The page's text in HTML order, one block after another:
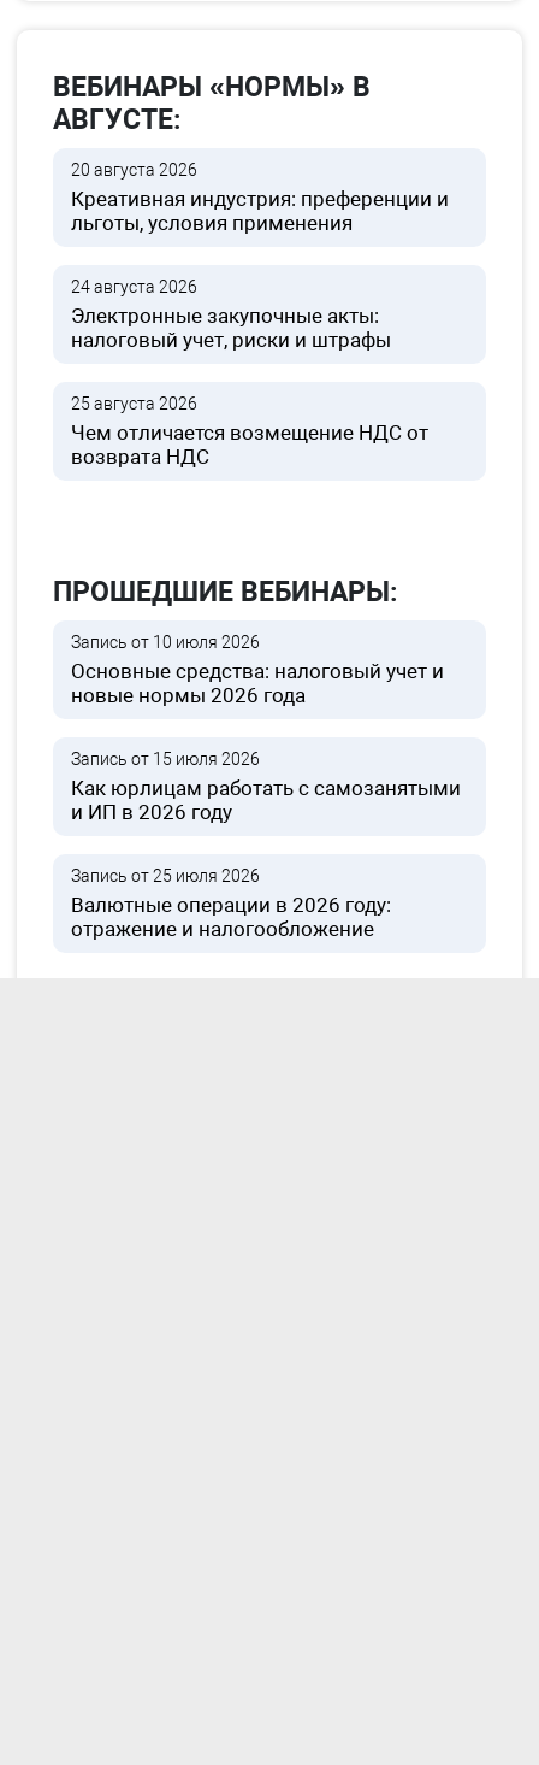
ВЕБИНАРЫ «НОРМЫ» В
АВГУСТЕ:
20 августа 2026
Креативная индустрия: преференции и
льготы, условия применения
24 августа 2026
Электронные закупочные акты:
налоговый учет, риски и штрафы
25 августа 2026
Чем отличается возмещение НДС от
возврата НДС
ПРОШЕДШИЕ ВЕБИНАРЫ:
Запись от 10 июля 2026
Основные средства: налоговый учет и
новые нормы 2026 года
Запись от 15 июля 2026
Как юрлицам работать с самозанятыми
и ИП в 2026 году
Запись от 25 июля 2026
Валютные операции в 2026 году:
отражение и налогообложение